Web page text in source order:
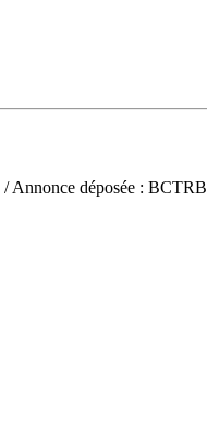
/ Annonce déposée : BCTRB